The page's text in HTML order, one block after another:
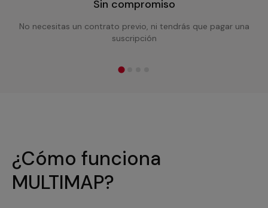
Sin compromiso
No necesitas un contrato previo, ni tendrás que pagar una
suscripción
¿Cómo funciona
MULTIMAP?